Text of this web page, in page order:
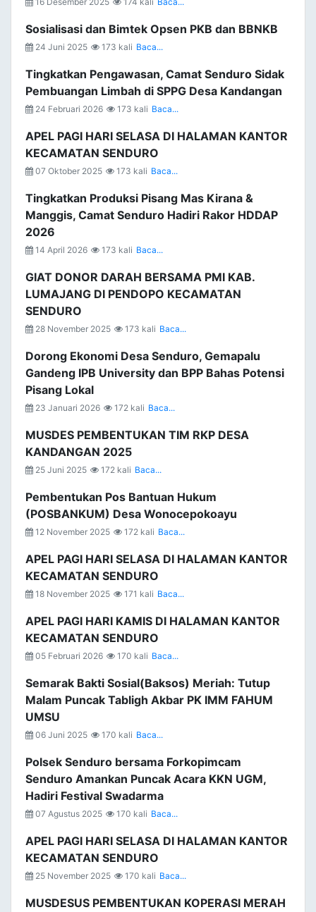
Sosialisasi dan Bimtek Opsen PKB dan BBNKB
24 Juni 2025 173 kali Baca...
Tingkatkan Pengawasan, Camat Senduro Sidak
Pembuangan Limbah di SPPG Desa Kandangan
24 Februari 2026 173 kali Baca...
APEL PAGI HARI SELASA DI HALAMAN KANTOR
KECAMATAN SENDURO
07 Oktober 2025 173 kali Baca...
Tingkatkan Produksi Pisang Mas Kirana &
Manggis, Camat Senduro Hadiri Rakor HDDAP
2026
14 April 2026 173 kali Baca...
GIAT DONOR DARAH BERSAMA PMI KAB.
LUMAJANG DI PENDOPO KECAMATAN
SENDURO
28 November 2025 173 kali Baca...
Dorong Ekonomi Desa Senduro, Gemapalu
Gandeng IPB University dan BPP Bahas Potensi
Pisang Lokal
23 Januari 2026 172 kali Baca...
MUSDES PEMBENTUKAN TIM RKP DESA
KANDANGAN 2025
25 Juni 2025 172 kali Baca...
Pembentukan Pos Bantuan Hukum
(POSBANKUM) Desa Wonocepokoayu
12 November 2025 172 kali Baca...
APEL PAGI HARI SELASA DI HALAMAN KANTOR
KECAMATAN SENDURO
18 November 2025 171 kali Baca...
APEL PAGI HARI KAMIS DI HALAMAN KANTOR
KECAMATAN SENDURO
05 Februari 2026 170 kali Baca...
Semarak Bakti Sosial(Baksos) Meriah: Tutup
Malam Puncak Tabligh Akbar PK IMM FAHUM
UMSU
06 Juni 2025 170 kali Baca...
Polsek Senduro bersama Forkopimcam
Senduro Amankan Puncak Acara KKN UGM,
Hadiri Festival Swadarma
07 Agustus 2025 170 kali Baca...
APEL PAGI HARI SELASA DI HALAMAN KANTOR
KECAMATAN SENDURO
25 November 2025 170 kali Baca...
MUSDESUS PEMBENTUKAN KOPERASI MERAH